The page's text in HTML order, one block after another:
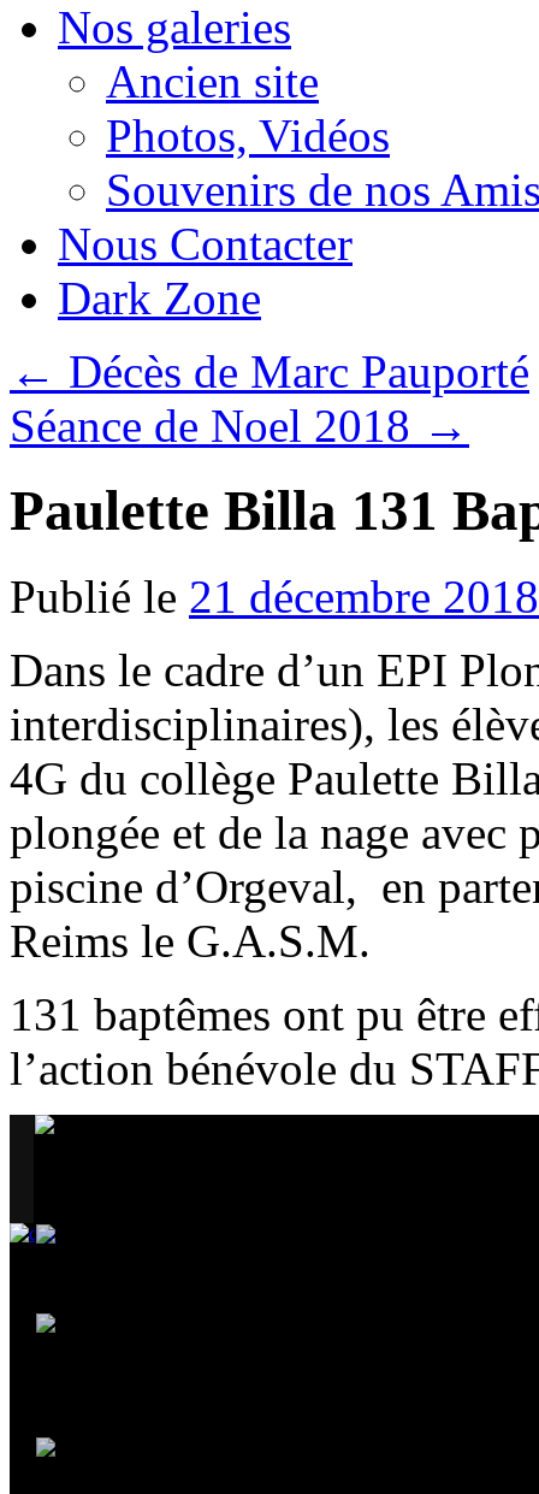
Nos galeries
Ancien site
Photos, Vidéos
Souvenirs de nos
Nous Contacter
Dark Zone
← Décès de Marc Pauporté
Séance de Noel 2018 →
Paulette Billa 131
Publié le 21 décembre 2018
Dans le cadre d’un EPI
interdisciplinaires), les
4G du collège Paulette
plongée et de la nage avec
piscine d’Orgeval, en
Reims le G.A.S.M.
131 baptêmes ont pu être
l’action bénévole du